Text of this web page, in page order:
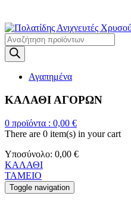
Products
search
Αγαπημένα
ΚΑΛΑΘΙ ΑΓΟΡΩΝ
0 προϊόντα : 0,00 €
There are 0 item(s) in your cart
Υποσύνολο: 0,00 €
ΚΑΛΑΘΙ
ΤΑΜΕΙΟ
Toggle navigation